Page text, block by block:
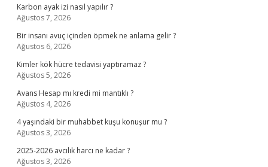
Karbon ayak izi nasıl yapılır ?
Ağustos 7, 2026
Bir insanı avuç içinden öpmek ne anlama gelir ?
Ağustos 6, 2026
Kimler kök hücre tedavisi yaptıramaz ?
Ağustos 5, 2026
Avans Hesap mı kredi mi mantıklı ?
Ağustos 4, 2026
4 yaşındaki bir muhabbet kuşu konuşur mu ?
Ağustos 3, 2026
2025-2026 avcılık harcı ne kadar ?
Ağustos 3, 2026